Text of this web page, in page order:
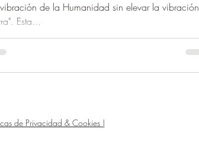
de la Humanidad sin elevar la vibración
Esta...
de Privacidad & Cookies |